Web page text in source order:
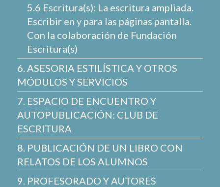
5.6 Escritura(s): La escritura ampliada.
Escribir en y para las páginas pantalla.
Con la colaboración de Fundación
Escritura(s)
6. ASESORIA ESTILÍSTICA Y OTROS
MÓDULOS Y SERVICIOS
7. ESPACIO DE ENCUENTRO Y
AUTOPUBLICACIÓN: CLUB DE
ESCRITURA
8. PUBLICACIÓN DE UN LIBRO CON
RELATOS DE LOS ALUMNOS
9. PROFESORADO Y AUTORES